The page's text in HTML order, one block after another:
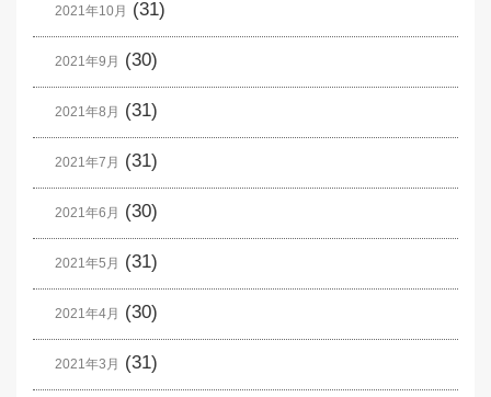
2021年10月 (31)
2021年9月 (30)
2021年8月 (31)
2021年7月 (31)
2021年6月 (30)
2021年5月 (31)
2021年4月 (30)
2021年3月 (31)